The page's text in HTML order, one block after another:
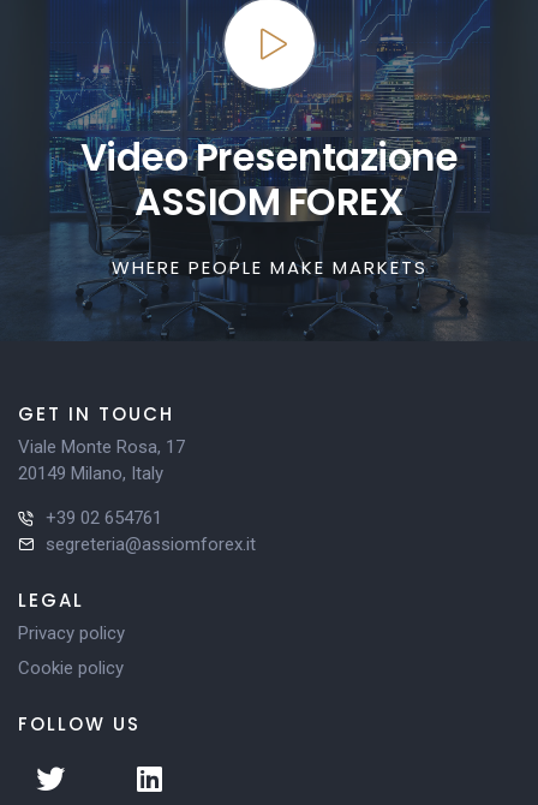
Video Presentazione
ASSIOM FOREX
WHERE PEOPLE MAKE MARKETS
GET IN TOUCH
Viale Monte Rosa, 17
20149 Milano, Italy
+39 02 654761
segreteria@assiomforex.it
LEGAL
Privacy policy
Cookie policy
FOLLOW US